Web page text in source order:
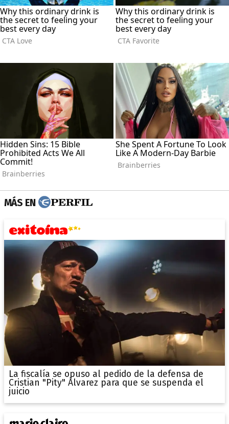
MÁS EN
La fiscalía se opuso al pedido de la defensa de
Cristian "Pity" Álvarez para que se suspenda el
juicio